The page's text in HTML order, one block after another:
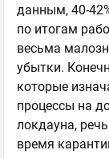
данным, 40-
по итогам
весьма
убытки.
которые
процессы на
локдауна,
время